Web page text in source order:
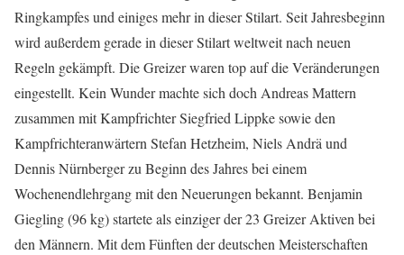
Ringkampfes und einiges mehr in dieser Stilart. Seit Jahresbeginn
wird außerdem gerade in dieser Stilart weltweit nach neuen
Regeln gekämpft. Die Greizer waren top auf die Veränderungen
eingestellt. Kein Wunder machte sich doch Andreas Mattern
zusammen mit Kampfrichter Siegfried Lippke sowie den
Kampfrichteranwärtern Stefan Hetzheim, Niels Andrä und
Dennis Nürnberger zu Beginn des Jahres bei einem
Wochenendlehrgang mit den Neuerungen bekannt. Benjamin
Giegling (96 kg) startete als einziger der 23 Greizer Aktiven bei
den Männern. Mit dem Fünften der deutschen Meisterschaften